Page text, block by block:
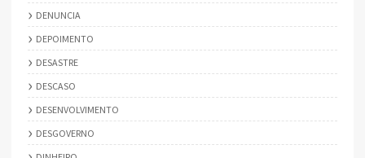
DENUNCIA
DEPOIMENTO
DESASTRE
DESCASO
DESENVOLVIMENTO
DESGOVERNO